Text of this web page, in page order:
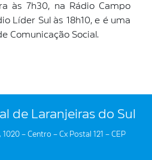
às 7h30, na Rádio Campo
Líder Sul às 18h10, e é uma
Comunicação Social.
de Laranjeiras do Sul
– Centro – Cx Postal 121 – CEP